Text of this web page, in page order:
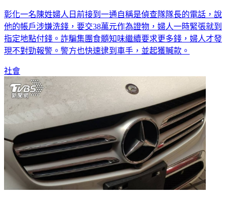
彰化一名陳姓婦人日前接到一通自稱是偵查隊隊長的電話，說
他的帳戶涉嫌洗錢，要交38萬元作為證物，婦人一時緊張就到
指定地點付錢。詐騙集團食髓知味繼續要求更多錢，婦人才發
現不對勁報警。警方也快速逮到車手，並起獲贓款。
社會